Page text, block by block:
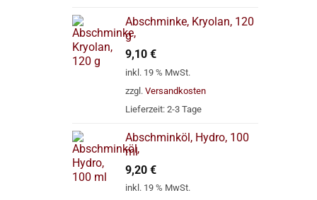
Abschminke, Kryolan, 120
g
9,10 €
inkl. 19 % MwSt.
zzgl. Versandkosten
Lieferzeit: 2-3 Tage
Abschminköl, Hydro, 100
ml
9,20 €
inkl. 19 % MwSt.